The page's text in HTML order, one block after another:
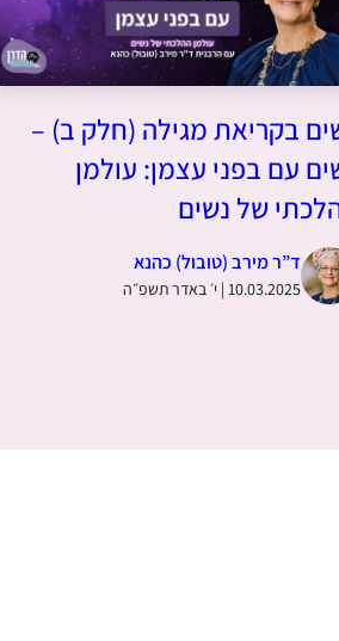
בקריאת מגילה (חלק ב) –
עם בפני עצמן: עולמן
של נשים
ד”ר מירב (טובול) כהנא
10.03.2025 | י׳ באדר תשפ״ה